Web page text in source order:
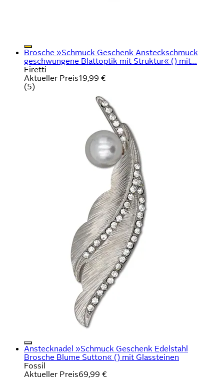
Brosche »Schmuck Geschenk Ansteckschmuck
geschwungene Blattoptik mit Struktur« () mit...
Firetti
Aktueller Preis19,99 €
(5)
Anstecknadel »Schmuck Geschenk Edelstahl
Brosche Blume Sutton« () mit Glassteinen
Fossil
Aktueller Preis69,99 €